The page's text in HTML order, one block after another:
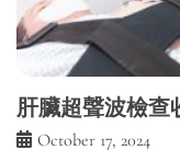
肝臟超聲波檢查
October 17, 2024